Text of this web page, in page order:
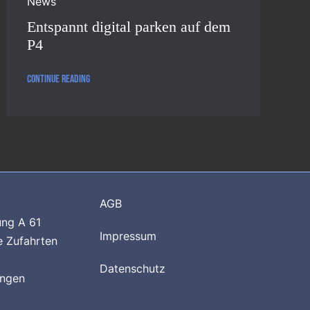
Entspannt digital parken auf dem
P4
Continue reading
A 61
Zufahrten
AGB
Impressum
Datenschutz